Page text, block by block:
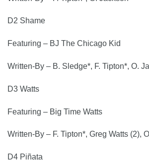
D2 Shame
Featuring – BJ The Chicago Kid
Written-By – B. Sledge*, F. Tipton*, O.
D3 Watts
Featuring – Big Time Watts
Written-By – F. Tipton*, Greg Watts (2),
D4 Piñata